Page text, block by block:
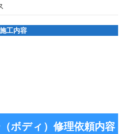
施工内容
ボディ）修理依頼内容